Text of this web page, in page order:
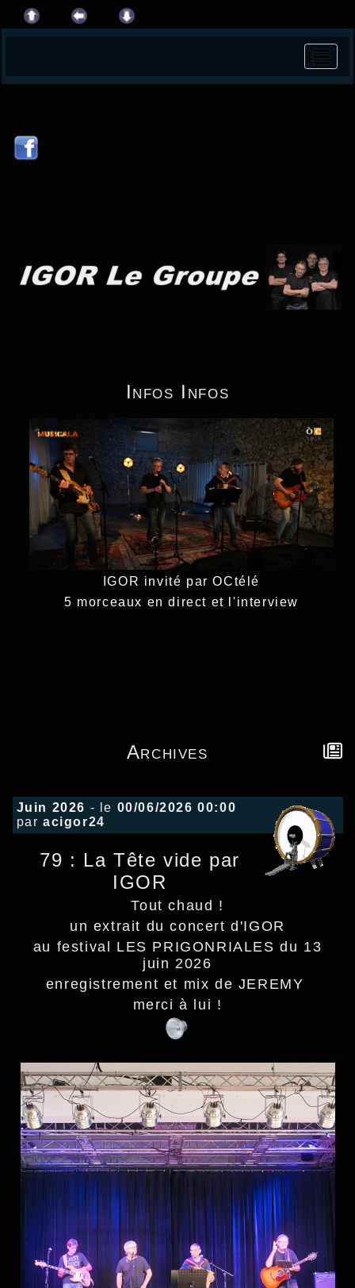
Infos Infos
IGOR invité par OCtélé
5 morceaux en direct et l'interview
Archives
Juin 2026 - le 00/06/2026 00:00
par acigor24
79 : La Tête vide par
IGOR
Tout chaud !
un extrait du concert d'IGOR
au festival LES PRIGONRIALES du 13
juin 2026
enregistrement et mix de JEREMY
merci à lui !